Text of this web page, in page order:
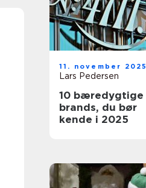
11. november 2025
Lars Pedersen
10 bæredygtige
brands, du bør
kende i 2025